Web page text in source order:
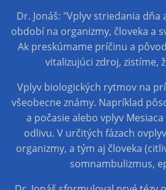
Dr. Jonáš: "Vplyv striedania
období na organizmy, človeka a
Ak preskúmame príčinu a
vitalizujúci zdroj, zistíme,
Vplyv biologických rytmov na
všeobecne známy. Napríklad
a počasie alebo vplyv
odlivu. V určitých fázach
organizmy, a tým aj človeka
somnambulizmus,